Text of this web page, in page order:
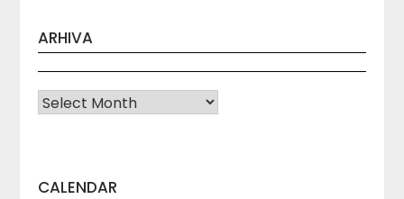
ARHIVA
Arhiva
CALENDAR